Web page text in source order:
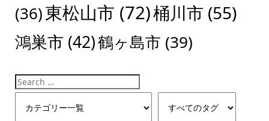
(36)東松山市 (72)桶川市 (55)
鴻巣市 (42)鶴ヶ島市 (39)